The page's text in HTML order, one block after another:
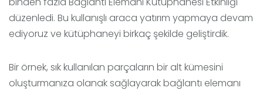
düzenledi. Bu kullanışlı araca yatırım yapmaya devam
ediyoruz ve kütüphaneyi birkaç şekilde geliştirdik.
Bir örnek, sık kullanılan parçaların bir alt kümesini
oluşturmanıza olanak sağlayarak bağlantı elemanı